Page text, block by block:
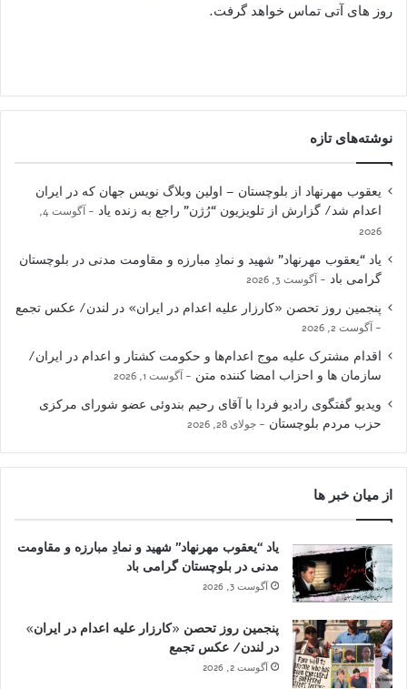
روز های آتی تماس خواهد گرفت.
نوشته‌های تازه
یعقوب مهرنهاد از بلوچستان – اولین وبلاگ نویس جهان که در ایران
اعدام شد/ گزارش از تلویزیون “رُژن” راجع به زنده یاد
آگوست 4,
2026
یاد “یعقوب مهرنهاد” شهید و نمادِ مبارزه و مقاومت مدنی در بلوچستان
گرامی باد
آگوست 3, 2026
پنجمین روز تحصن «کارزار علیه اعدام در ایران» در لندن/ عکس تجمع
آگوست 2, 2026
اقدام مشترک علیه موج اعدام‌ها و حکومت کشتار و اعدام در ایران/
سازمان ها و احزاب امضا کننده متن
آگوست 1, 2026
ویدیو گفتگوی رادیو فردا با آقای رحیم بندوئی عضو شورای مرکزی
حزب مردم بلوچستان
جولای 28, 2026
از میان خبر ها
یاد “یعقوب مهرنهاد” شهید و نمادِ مبارزه و مقاومت
مدنی در بلوچستان گرامی باد
آگوست 3, 2026
پنجمین روز تحصن «کارزار علیه اعدام در ایران»
در لندن/ عکس تجمع
آگوست 2, 2026